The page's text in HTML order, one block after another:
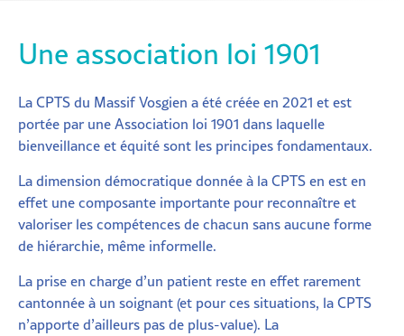
Une association loi 1901
La CPTS du Massif Vosgien a été créée en 2021 et est
portée par une Association loi 1901 dans laquelle
bienveillance et équité sont les principes fondamentaux.
La dimension démocratique donnée à la CPTS en est en
effet une composante importante pour reconnaître et
valoriser les compétences de chacun sans aucune forme
de hiérarchie, même informelle.
La prise en charge d’un patient reste en effet rarement
cantonnée à un soignant (et pour ces situations, la CPTS
n’apporte d’ailleurs pas de plus-value). La